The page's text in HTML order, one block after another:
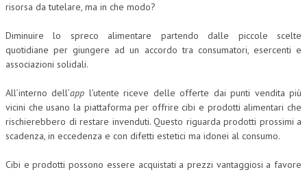
COMITATO SCIENTIFICO
COMITATO EDITORIALE
REDAZIONE
CODICE ETICO
AUTORI
risorsa da tutelare, ma in che modo?
Diminuire lo spreco alimentare partendo dalle piccole scelte
quotidiane per giungere ad un accordo tra consumatori, esercenti e
associazioni solidali.
All’interno dell’app l’utente riceve delle offerte dai punti vendita più
vicini che usano la piattaforma per offrire cibi e prodotti alimentari che
rischierebbero di restare invenduti. Questo riguarda prodotti prossimi a
scadenza, in eccedenza e con difetti estetici ma idonei al consumo.
Cibi e prodotti possono essere acquistati a prezzi vantaggiosi a favore